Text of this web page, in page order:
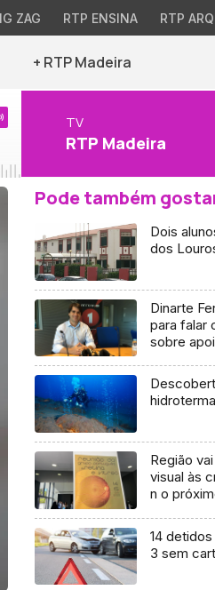
ZAG RTP ENSINA RTP
+ RTP Madeira
TV
RTP Madeira
Pode também
Dois
dos
Dinarte
para falar
sobre
Região
visual às
n o
14
3 sem